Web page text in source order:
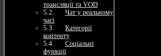
трансляції та VOD
Чат у реальному
часі
Категорії
контенту
Соціальні
функції